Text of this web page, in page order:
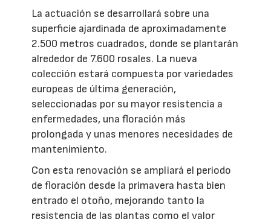
La actuación se desarrollará sobre una
superficie ajardinada de aproximadamente
2.500 metros cuadrados, donde se plantarán
alrededor de 7.600 rosales. La nueva
colección estará compuesta por variedades
europeas de última generación,
seleccionadas por su mayor resistencia a
enfermedades, una floración más
prolongada y unas menores necesidades de
mantenimiento.
Con esta renovación se ampliará el periodo
de floración desde la primavera hasta bien
entrado el otoño, mejorando tanto la
resistencia de las plantas como el valor